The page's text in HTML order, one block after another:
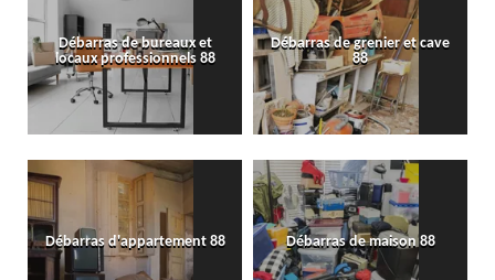
Débarras de bureaux et
locaux professionnels 88
Débarras de grenier et cave
88
Débarras d'appartement 88 Débarras de maison 88